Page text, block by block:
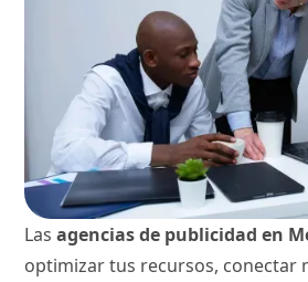
Lasagencias de publicidad en
optimizar tus recursos, conectar